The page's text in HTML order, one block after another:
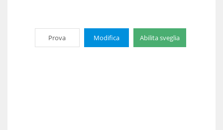
Prova Modifica Abilita sveglia